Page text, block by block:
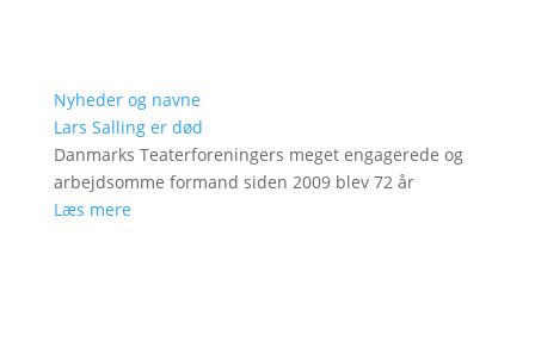
Nyheder og navne
Lars Salling er død
Danmarks Teaterforeningers meget engagerede og
arbejdsomme formand siden 2009 blev 72 år
Læs mere